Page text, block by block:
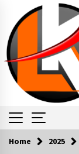
content
VOA
Home 2025